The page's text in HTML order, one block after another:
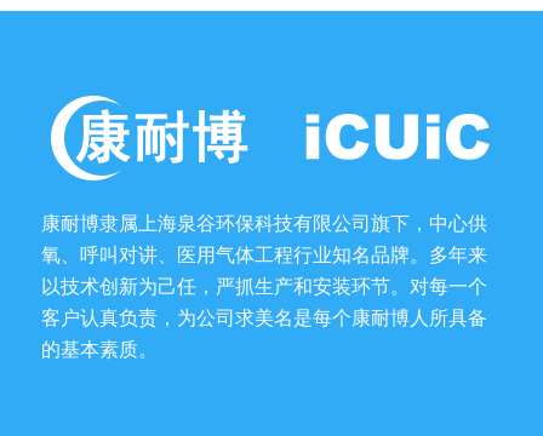
康耐博隶属上海泉谷环保科技有限公司旗下，中心供
氧、呼叫对讲、医用气体工程行业知名品牌。多年来
以技术创新为己任，严抓生产和安装环节。对每一个
客户认真负责，为公司求美名是每个康耐博人所具备
的基本素质。